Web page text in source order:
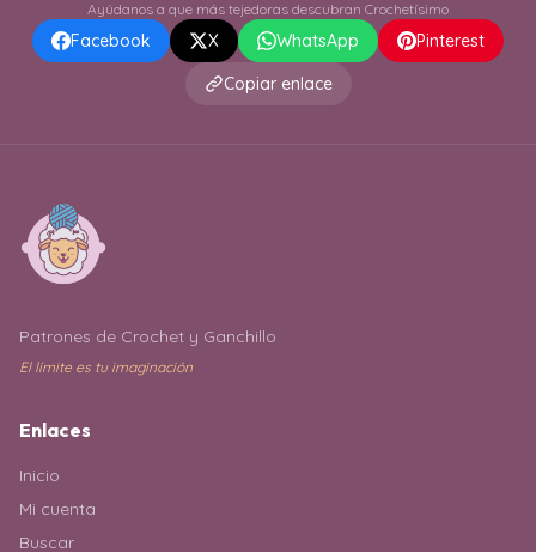
Ayúdanos a que más tejedoras descubran Crochetísimo
Facebook X WhatsApp
Pinterest
Copiar enlace
Patrones de Crochet y Ganchillo
El límite es tu imaginación
Enlaces
Inicio
Mi cuenta
Buscar